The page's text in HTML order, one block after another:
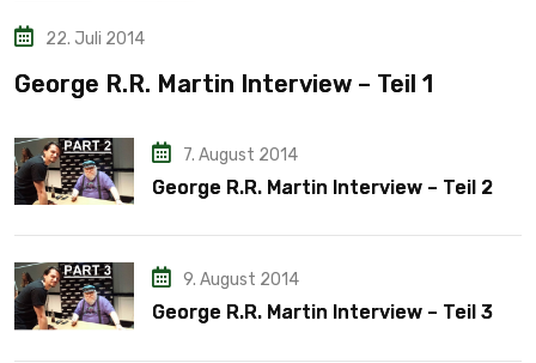
22. Juli 2014
George R.R. Martin Interview – Teil 1
7. August 2014
George R.R. Martin Interview – Teil 2
9. August 2014
George R.R. Martin Interview – Teil 3